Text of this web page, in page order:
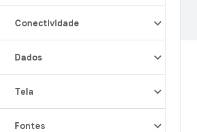
Conectividade
Dados
Tela
Fontes